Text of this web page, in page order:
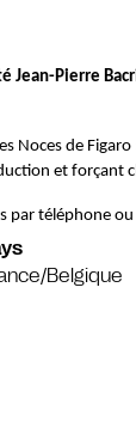
Pierre
Noces de
et forçant
par téléphone
Belgique